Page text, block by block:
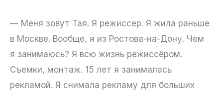
— Меня зовут Тая. Я режиссер. Я жила раньше
в Москве. Вообще, я из Ростова-на-Дону. Чем
я занимаюсь? Я всю жизнь режиссёром.
Съемки, монтаж. 15 лет я занималась
рекламой. Я снимала рекламу для больших